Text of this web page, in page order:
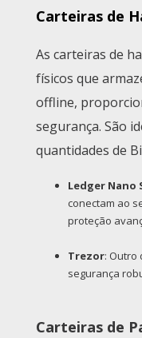
Carteiras de
As carteiras de
físicos que
offline,
segurança. São
quantidades de
Ledger Nano
conectam ao
proteção
Trezor: Outro
segurança
Carteiras de